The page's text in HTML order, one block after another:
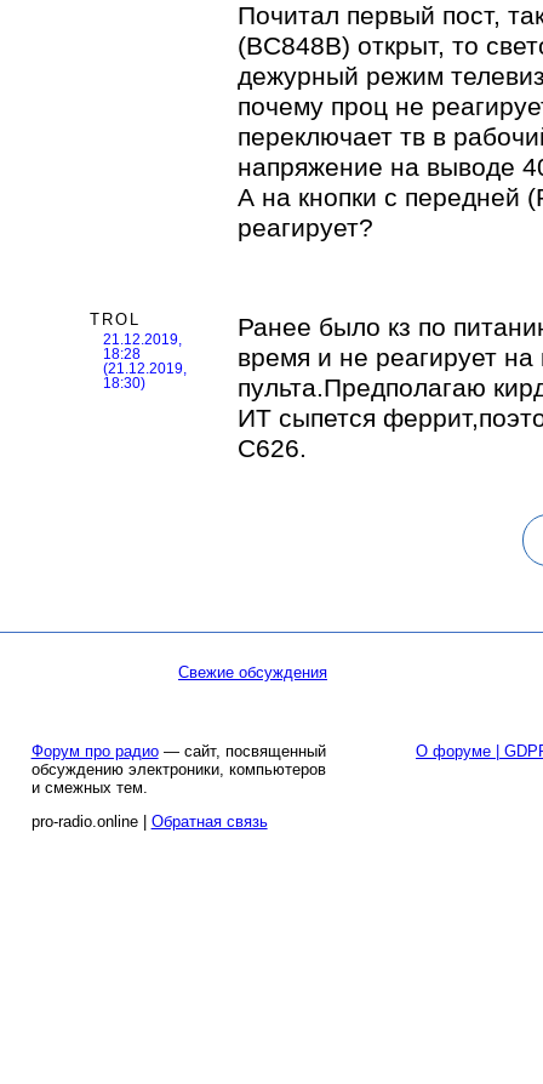
Почитал первый пост,
(BC848B) открыт, то
дежурный режим
почему проц не
переключает тв в
напряжение на выводе
А на кнопки с передней
реагирует?
TROL
21.12.2019,
18:28
(21.12.2019,
18:30)
Ранее было кз по
время и не реагирует
пульта.Предполагаю
ИТ сыпется
С626.
Свежие обсуждения
Форум про радио— сайт, посвященный
обсуждению электроники, компьютеров
и смежных тем.
pro-radio.online | Обратная связь
О форуме |